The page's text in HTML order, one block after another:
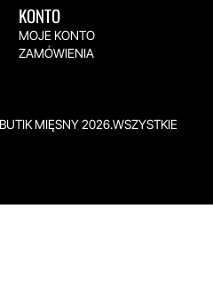
KONTO
MOJE KONTO
ZAMÓWIENIA
MIĘSNY 2026.WSZYSTKIE